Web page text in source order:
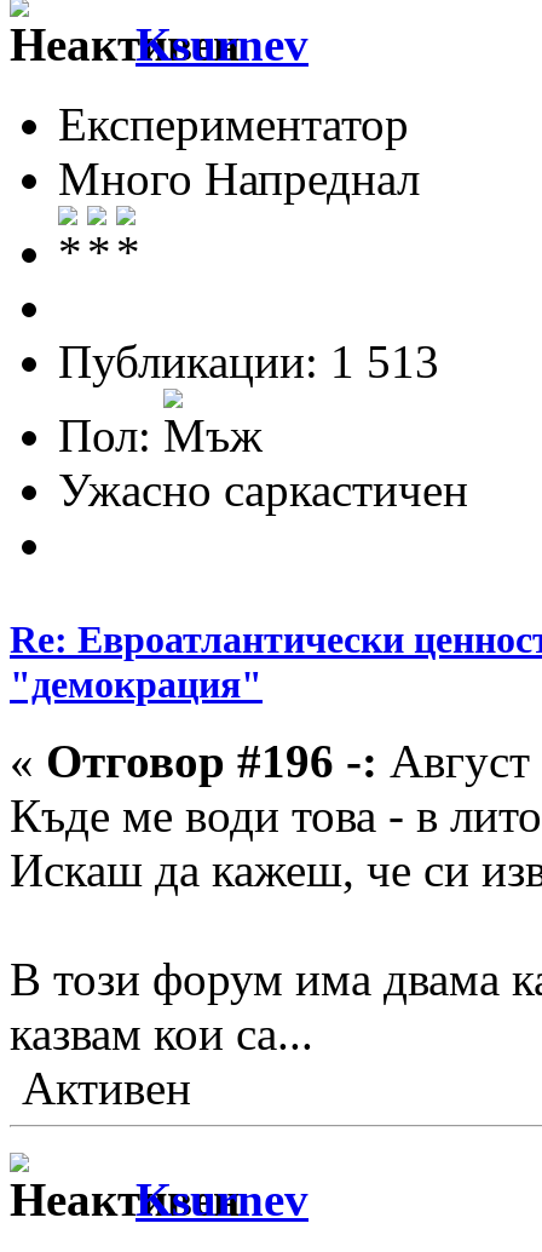
Ksurnev
Експериментатор
Много Напреднал
Публикации: 1 513
Пол:
Ужасно саркастичен
Re: Евроатлантически
"демокрация"
« Отговор #196 -:
Къде ме води това - в
Искаш да кажеш, че си
В този форум има двама
казвам кои са...
Активен
Ksurnev